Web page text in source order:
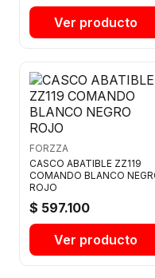
Ver producto
FORZZA
CASCO ABATIBLE ZZ119
COMANDO BLANCO
ROJO
$ 597.100
Ver producto